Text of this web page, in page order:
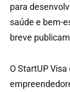
para
saúde e bem-
breve
O StartUP